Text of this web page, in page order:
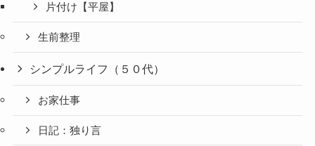
片付け【平屋】
生前整理
シンプルライフ（５０代）
お家仕事
日記：独り言